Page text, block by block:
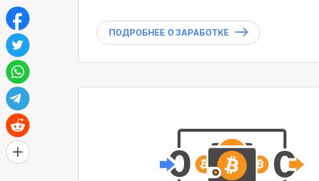
ПОДРОБНЕЕ О ЗАРАБОТКЕ